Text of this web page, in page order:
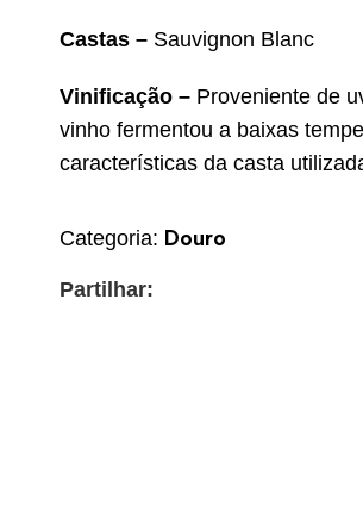
Castas – Sauvignon Blanc
Vinificação – Proveniente de
vinho fermentou a baixas
características da casta
Categoria: Douro
Partilhar: